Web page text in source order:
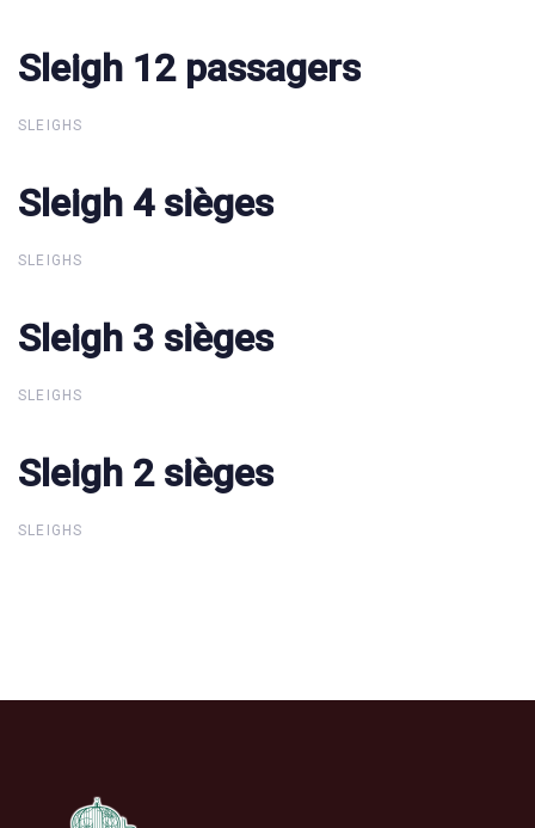
Sleigh 12 passagers
Sleigh 12 passagers
SLEIGHS
Sleigh 4 sièges
Sleigh 4 sièges
SLEIGHS
Sleigh 3 sièges
Sleigh 3 sièges
SLEIGHS
Sleigh 2 sièges
Sleigh 2 sièges
SLEIGHS